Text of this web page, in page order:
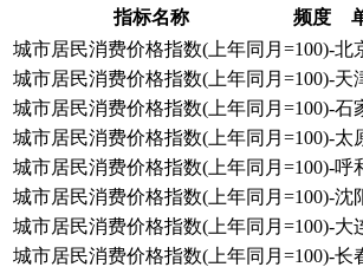
指标名称 频度
城市居民消费价格指数(上年同月=100)-北
城市居民消费价格指数(上年同月=100)-天
城市居民消费价格指数(上年同月=100)-石
城市居民消费价格指数(上年同月=100)-太
城市居民消费价格指数(上年同月=100)-呼
城市居民消费价格指数(上年同月=100)-沈
城市居民消费价格指数(上年同月=100)-大
城市居民消费价格指数(上年同月=100)-长